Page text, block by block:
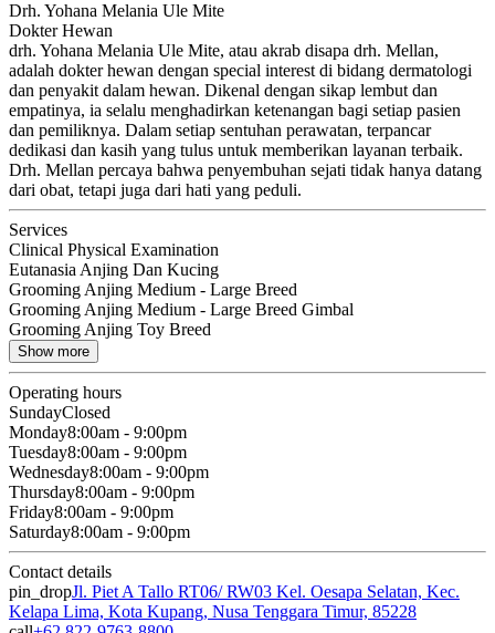
Drh. Yohana Melania Ule Mite
Dokter Hewan
drh. Yohana Melania Ule Mite, atau akrab disapa drh. Mellan,
adalah dokter hewan dengan special interest di bidang dermatologi
dan penyakit dalam hewan. Dikenal dengan sikap lembut dan
empatinya, ia selalu menghadirkan ketenangan bagi setiap pasien
dan pemiliknya. Dalam setiap sentuhan perawatan, terpancar
dedikasi dan kasih yang tulus untuk memberikan layanan terbaik.
Drh. Mellan percaya bahwa penyembuhan sejati tidak hanya datang
dari obat, tetapi juga dari hati yang peduli.
Services
Clinical Physical Examination
Eutanasia Anjing Dan Kucing
Grooming Anjing Medium - Large Breed
Grooming Anjing Medium - Large Breed Gimbal
Grooming Anjing Toy Breed
Show more
Operating hours
SundayClosed
Monday8:00am - 9:00pm
Tuesday8:00am - 9:00pm
Wednesday8:00am - 9:00pm
Thursday8:00am - 9:00pm
Friday8:00am - 9:00pm
Saturday8:00am - 9:00pm
Contact details
pin_dropJl. Piet A Tallo RT06/ RW03 Kel. Oesapa Selatan, Kec.
Kelapa Lima, Kota Kupang, Nusa Tenggara Timur, 85228